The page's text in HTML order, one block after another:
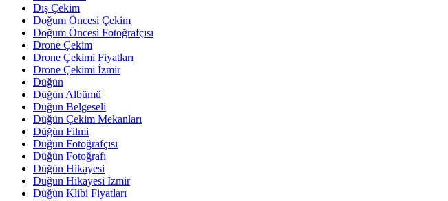
Dış Çekim
Doğum Öncesi Çekim
Doğum Öncesi Fotoğrafçısı
Drone Çekim
Drone Çekimi Fiyatları
Drone Çekimi İzmir
Düğün
Düğün Albümü
Düğün Belgeseli
Düğün Çekim Mekanları
Düğün Filmi
Düğün Fotoğrafçısı
Düğün Fotoğrafı
Düğün Hikayesi
Düğün Hikayesi İzmir
Düğün Klibi Fiyatları